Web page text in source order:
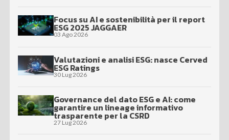
Focus su AI e sostenibilità per il report
ESG 2025 JAGGAER
03 Ago 2026
Valutazioni e analisi ESG: nasce Cerved
ESG Ratings
30 Lug 2026
Governance del dato ESG e AI: come
garantire un lineage informativo
trasparente per la CSRD
27 Lug 2026